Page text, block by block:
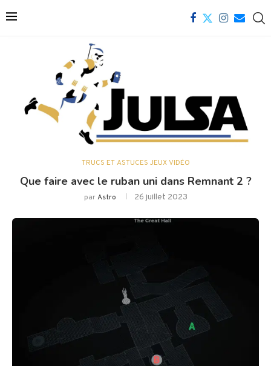
TRUCS ET ASTUCES JEUX VIDÉO
Que faire avec le ruban uni dans Remnant 2 ?
parAstro 26 juillet 2023